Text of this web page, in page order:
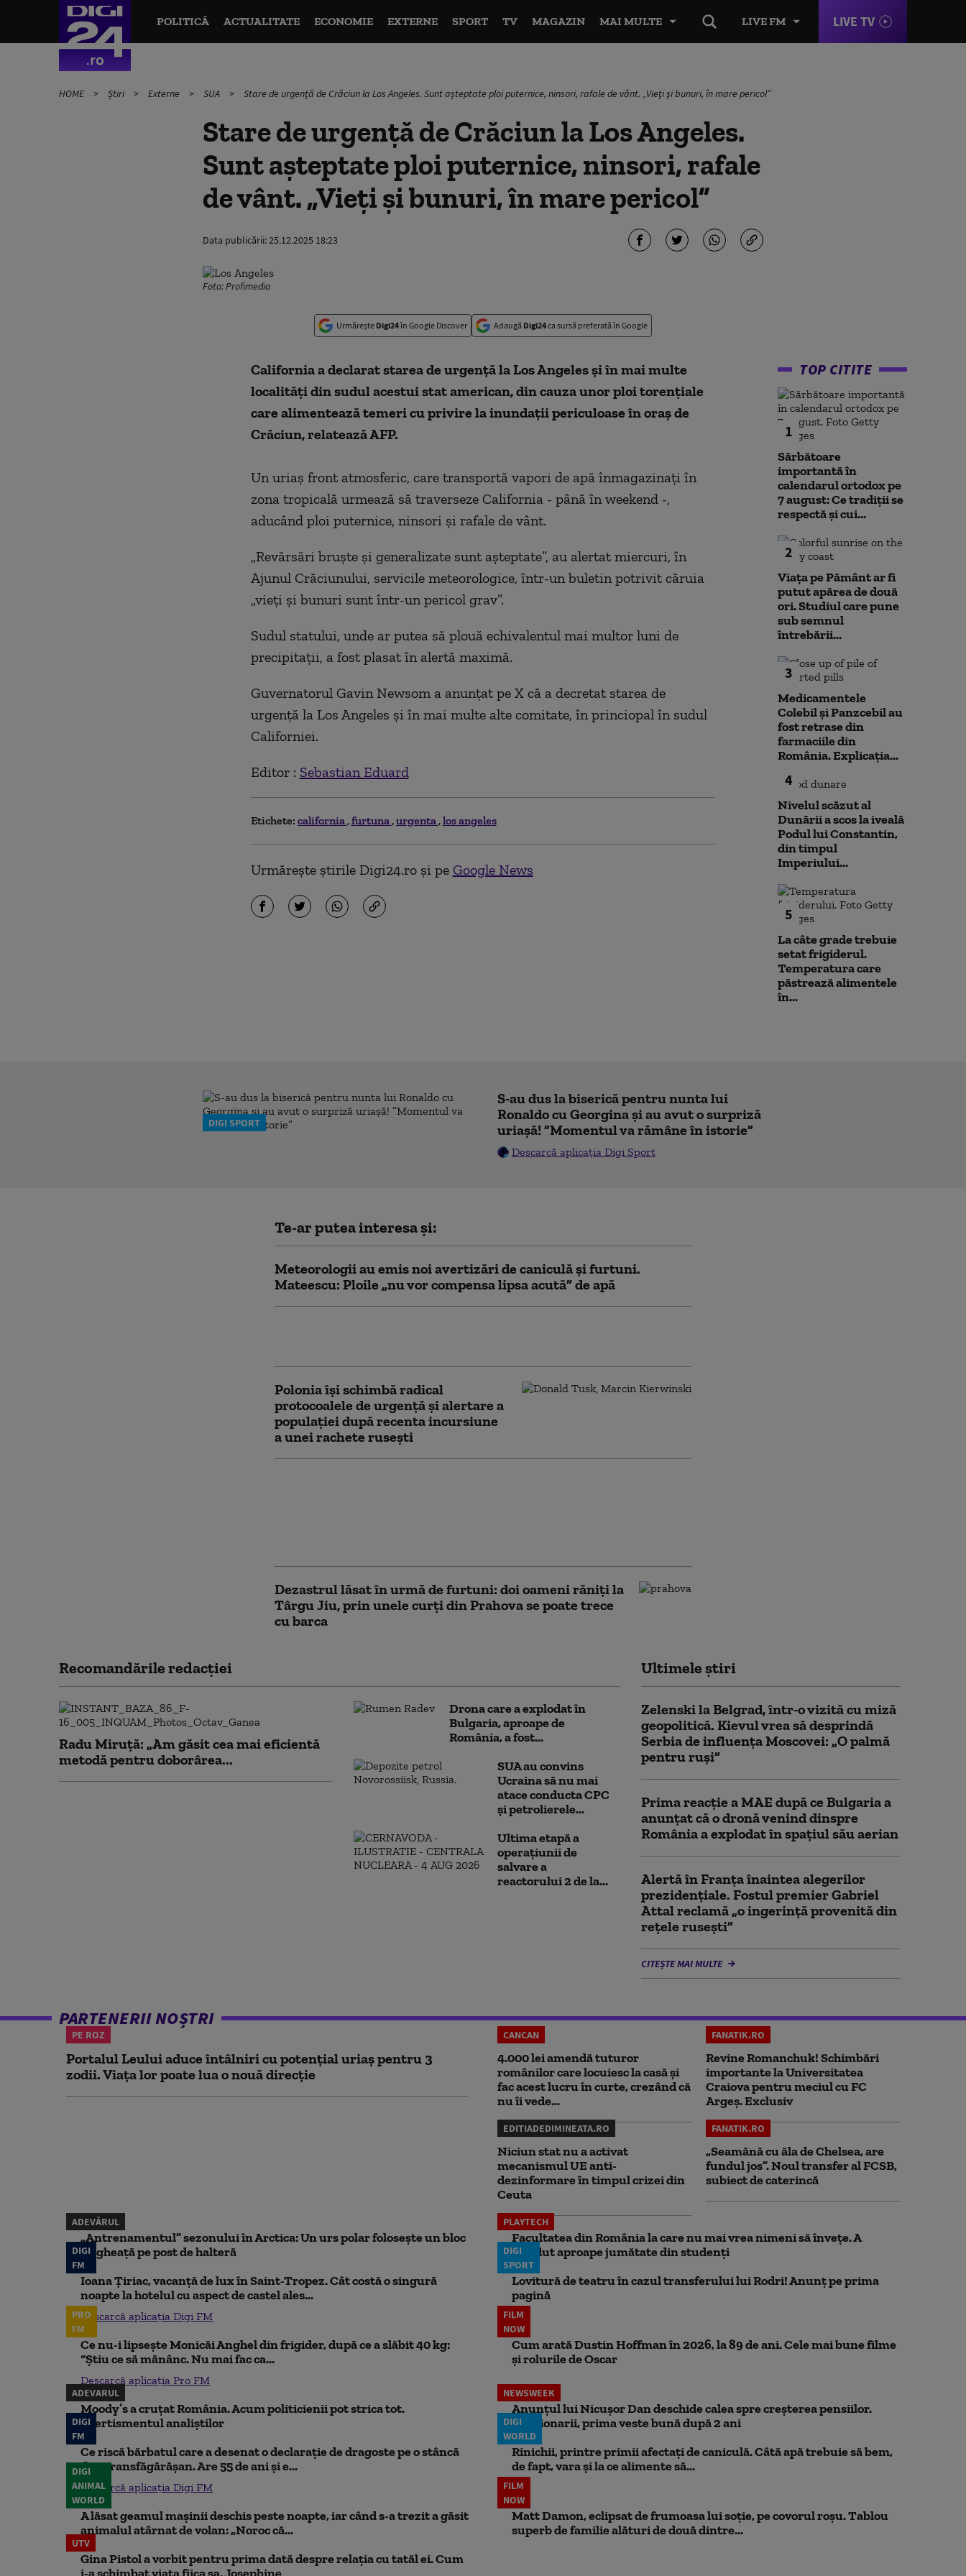
LIVE FM LIVE TV
POLITICĂ ACTUALITATE ECONOMIE EXTERNE SPORT TV MAGAZIN MAI MULTE
HOME Știri Externe SUA Stare de urgenţă de Crăciun la Los Angeles. Sunt așteptate ploi puternice, ninsori, rafale de vânt. „Vieţi şi bunuri, în mare pericol”
Stare de urgenţă de Crăciun la Los Angeles.
Sunt așteptate ploi puternice, ninsori, rafale
de vânt. „Vieţi şi bunuri, în mare pericol”
Data publicării:25.12.2025 18:23
Foto: Profimedia
Urmărește Digi24în Google Discover Adaugă Digi24ca sursă preferată în Google
California a declarat starea de urgenţă la Los Angeles şi în mai multe
localităţi din sudul acestui stat american, din cauza unor ploi torenţiale
care alimentează temeri cu privire la inundaţii periculoase în oraş de
Crăciun, relatează AFP.
Un uriaș front atmosferic, care transportă vapori de apă înmagazinaţi în
zona tropicală urmează să traverseze California - până în weekend -,
aducând ploi puternice, ninsori şi rafale de vânt.
„Revărsări bruşte şi generalizate sunt aşteptate”, au alertat miercuri, în
Ajunul Crăciunului, servicile meteorologice, într-un buletin potrivit căruia
„vieţi şi bunuri sunt într-un pericol grav”.
Sudul statului, unde ar putea să plouă echivalentul mai multor luni de
precipitaţii, a fost plasat în alertă maximă.
Guvernatorul Gavin Newsom a anunţat pe X că a decretat starea de
urgenţă la Los Angeles şi în mai multe alte comitate, în princiopal în sudul
Californiei.
Editor : Sebastian Eduard
Etichete: california furtuna urgenta los angeles
Urmărește știrile Digi24.ro și pe Google News
TOP CITITE
1
Sărbătoare
importantă în
calendarul ortodox pe
7 august: Ce tradiții se
respectă și cui...
2
Viața pe Pământ ar fi
putut apărea de două
ori. Studiul care pune
sub semnul
întrebării...
3
Medicamentele
Colebil și Panzcebil au
fost retrase din
farmaciile din
România. Explicația...
4
Nivelul scăzut al
Dunării a scos la iveală
Podul lui Constantin,
din timpul
Imperiului...
5
La câte grade trebuie
setat frigiderul.
Temperatura care
păstrează alimentele
în...
DIGI SPORT
S-au dus la biserică pentru nunta lui
Ronaldo cu Georgina și au avut o surpriză
uriașă! ”Momentul va rămâne în istorie”
Descarcă aplicația Digi Sport
Te-ar putea interesa și:
Meteorologii au emis noi avertizări de caniculă și furtuni.
Mateescu: Ploile „nu vor compensa lipsa acută” de apă
Polonia îşi schimbă radical
protocoalele de urgență și alertare a
populaţiei după recenta incursiune
a unei rachete ruseşti
Dezastrul lăsat în urmă de furtuni: doi oameni răniți la
Târgu Jiu, prin unele curți din Prahova se poate trece
cu barca
Recomandările redacţiei
Radu Miruță: „Am găsit cea mai eficientă
metodă pentru doborârea...
Drona care a explodat în
Bulgaria, aproape de
România, a fost...
SUA au convins
Ucraina să nu mai
atace conducta CPC
şi petrolierele...
Ultima etapă a
operațiunii de
salvare a
reactorului 2 de la...
Ultimele știri
Zelenski la Belgrad, într-o vizită cu miză
geopolitică. Kievul vrea să desprindă
Serbia de influența Moscovei: „O palmă
pentru ruși”
Prima reacție a MAE după ce Bulgaria a
anunţat că o dronă venind dinspre
România a explodat în spaţiul său aerian
Alertă în Franța înaintea alegerilor
prezidențiale. Fostul premier Gabriel
Attal reclamă „o ingerință provenită din
rețele rusești”
CITEȘTE MAI MULTE
PARTENERII NOȘTRI
PE ROZ
Portalul Leului aduce întâlniri cu potențial uriaș pentru 3
zodii. Viața lor poate lua o nouă direcție
CANCAN
4.000 lei amendă tuturor
românilor care locuiesc la casă și
fac acest lucru în curte, crezând că
nu îi vede...
FANATIK.RO
Revine Romanchuk! Schimbări
importante la Universitatea
Craiova pentru meciul cu FC
Argeş. Exclusiv
EDITIADEDIMINEATA.RO
Niciun stat nu a activat
mecanismul UE anti-
dezinformare în timpul crizei din
Ceuta
FANATIK.RO
„Seamănă cu ăla de Chelsea, are
fundul jos”. Noul transfer al FCSB,
subiect de caterincă
ADEVĂRUL
„Antrenamentul” sezonului în Arctica: Un urs polar folosește un bloc
de gheață pe post de halteră
PLAYTECH
Facultatea din România la care nu mai vrea nimeni să înveţe. A
pierdut aproape jumătate din studenţi
DIGI
FM
Ioana Țiriac, vacanță de lux în Saint-Tropez. Cât costă o singură
noapte la hotelul cu aspect de castel ales...
Descarcă aplicația Digi FM
DIGI
SPORT
Lovitură de teatru în cazul transferului lui Rodri! Anunț pe prima
pagină
PRO
FM
Ce nu-i lipsește Monicăi Anghel din frigider, după ce a slăbit 40 kg:
“Știu ce să mănânc. Nu mai fac ca...
Descarcă aplicația Pro FM
FILM
NOW
Cum arată Dustin Hoffman în 2026, la 89 de ani. Cele mai bune filme
și rolurile de Oscar
ADEVARUL
Moody’s a cruțat România. Acum politicienii pot strica tot.
Avertismentul analiștilor
NEWSWEEK
Anunțul lui Nicușor Dan deschide calea spre creșterea pensiilor.
Pensionarii, prima veste bună după 2 ani
DIGI
FM
Ce riscă bărbatul care a desenat o declarație de dragoste pe o stâncă
din Transfăgărășan. Are 55 de ani și e...
Descarcă aplicația Digi FM
DIGI
WORLD
Rinichii, printre primii afectați de caniculă. Câtă apă trebuie să bem,
de fapt, vara și la ce alimente să...
DIGI
ANIMAL
WORLD
A lăsat geamul mașinii deschis peste noapte, iar când s-a trezit a găsit
animalul atârnat de volan: „Noroc că...
FILM
NOW
Matt Damon, eclipsat de frumoasa lui soție, pe covorul roșu. Tablou
superb de familie alături de două dintre...
UTV
Gina Pistol a vorbit pentru prima dată despre relația cu tatăl ei. Cum